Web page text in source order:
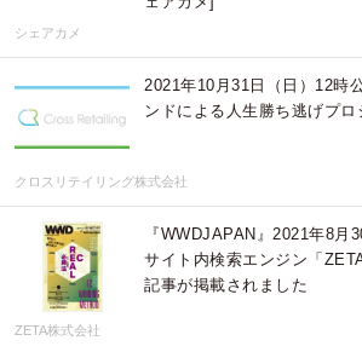
シェアカメ
2021年10月31日（日）12時
ンドによる人生勝ち逃げプロ
クロスリテイリング株式会社
『WWDJAPAN』2021年8月
サイト内検索エンジン「
記事が掲載されました
ZETA株式会社